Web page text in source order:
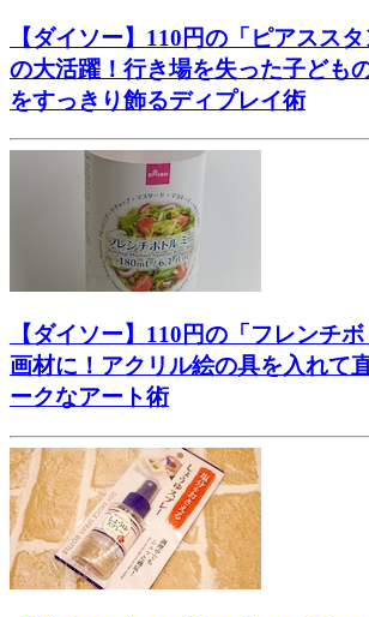
【ダイソー】110円の「ピアスス
の大活躍！行き場を失った子ども
をすっきり飾るディプレイ術
【ダイソー】110円の「フレンチ
画材に！アクリル絵の具を入れて
ークなアート術